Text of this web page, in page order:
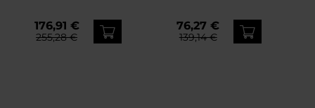
176,91 €
255,28 €
76,27 €
139,14 €